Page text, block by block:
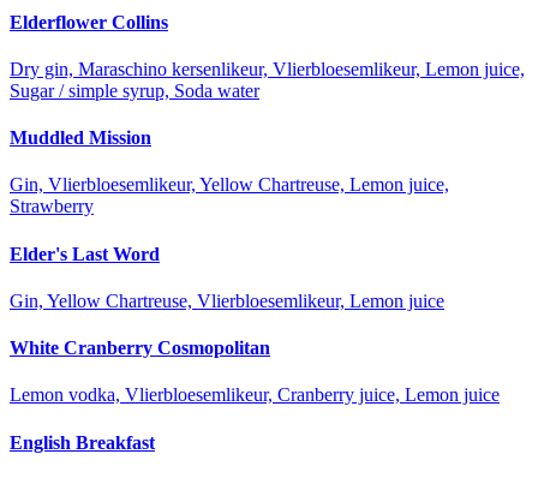
Elderflower Collins
Dry gin, Maraschino kersenlikeur, Vlierbloesemlikeur, Lemon juice,
Sugar / simple syrup, Soda water
Muddled Mission
Gin, Vlierbloesemlikeur, Yellow Chartreuse, Lemon juice,
Strawberry
Elder's Last Word
Gin, Yellow Chartreuse, Vlierbloesemlikeur, Lemon juice
White Cranberry Cosmopolitan
Lemon vodka, Vlierbloesemlikeur, Cranberry juice, Lemon juice
English Breakfast